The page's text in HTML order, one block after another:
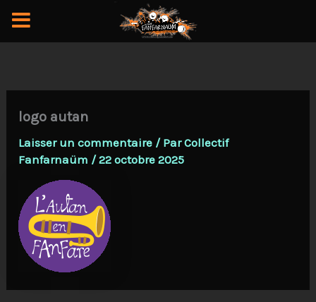
Aller
au
logo autan
Laisser un commentaire / ParCollectif
Fanfarnaüm /22 octobre 2025